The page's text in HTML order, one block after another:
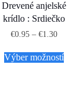
Drevené anjelské
krídlo : Srdiečko
€0.95– €1.30
Výber možností